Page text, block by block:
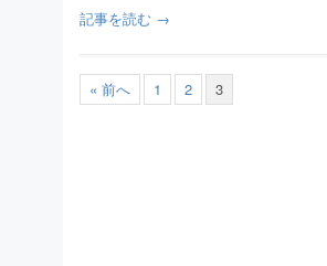
記事を読む →
« 前へ 1 2 3